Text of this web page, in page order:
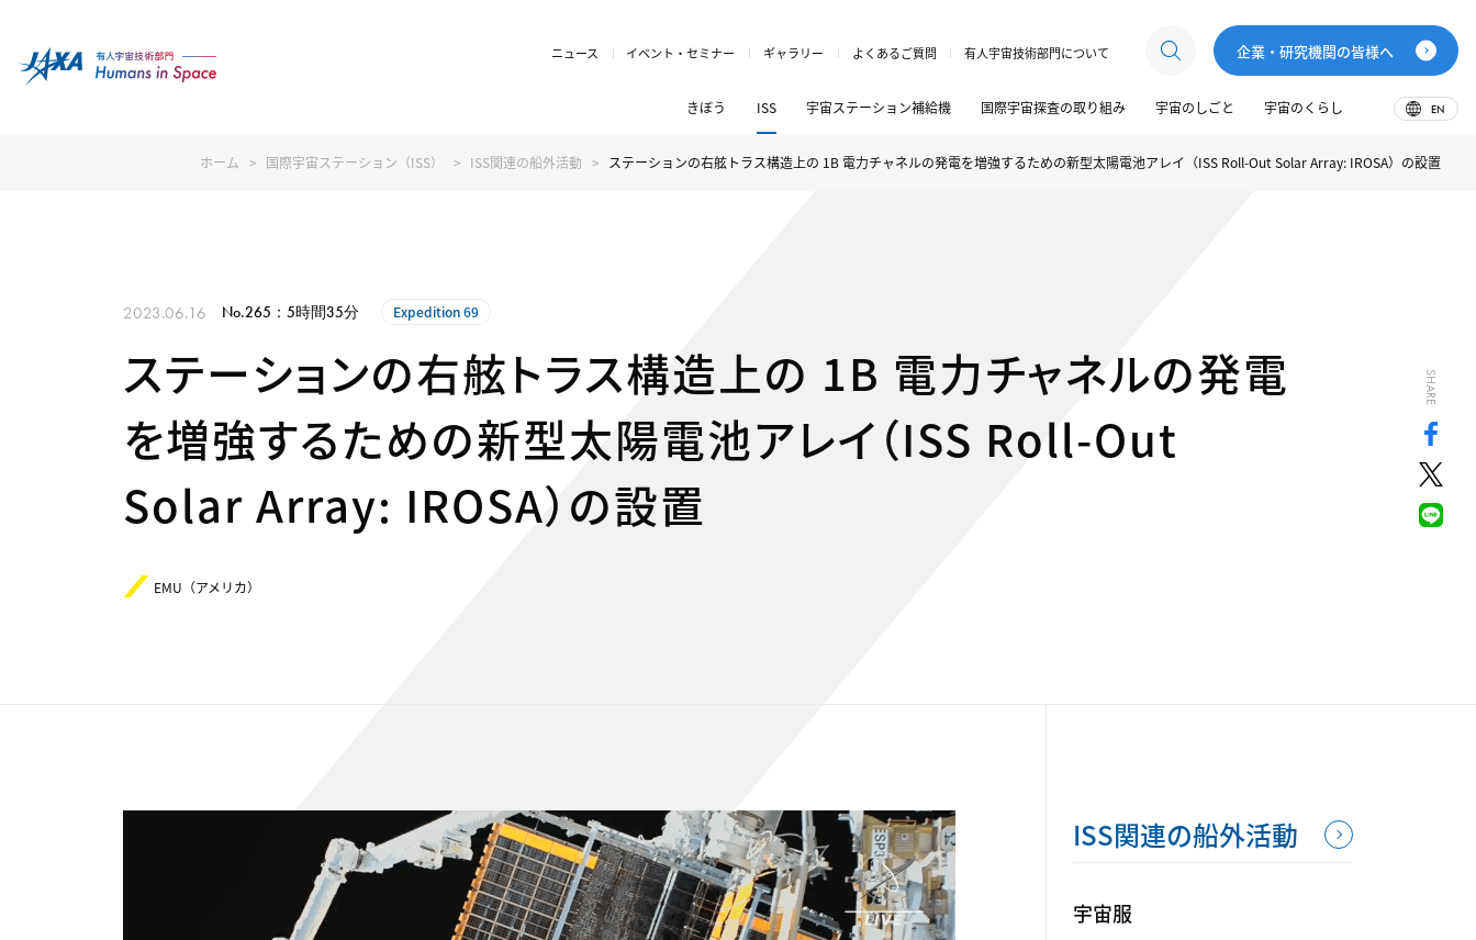
ニュース イベント・セミナー ギャラリー よくあるご質問 有人宇宙技術部門について 企業・研究機関の皆様へ
きぼう ISS 宇宙ステーション補給機 国際宇宙探査の取り組み 宇宙のしごと 宇宙のくらし EN
ホーム 国際宇宙ステーション（ISS） ISS関連の船外活動 ステーションの右舷トラス構造上の 1B 電力チャネルの発電を増強するための新型太陽電池アレイ（ISS Roll-Out Solar Array: IROSA）の設置
2023.06.16 No.265：5時間35分 Expedition 69
ステーションの右舷トラス構造上の 1B 電力チャネルの発電
を増強するための新型太陽電池アレイ（ISS Roll-Out
Solar Array: IROSA）の設置
EMU（アメリカ）
SHARE
ISS関連の船外活動
宇宙服